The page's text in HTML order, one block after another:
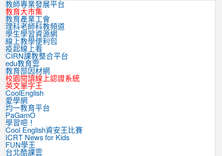
教師專業發展平台
教育大市集
教育產業工會
理科老師科教頻道
學生學習資源網
線上教學便利包
疫起線上看
CIRN課教整合平台
edu教育雲
教育部因材網
校園閱讀線上認證系統
英文單字王
CoolEnglish
愛學網
均一教育平台
PaGamO
學習吧！
Cool English資安王比賽
ICRT News for Kids
FUN學王
台北酷課雲